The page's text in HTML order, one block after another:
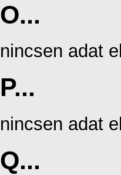
O...
nincsen adat
P...
nincsen adat
Q...